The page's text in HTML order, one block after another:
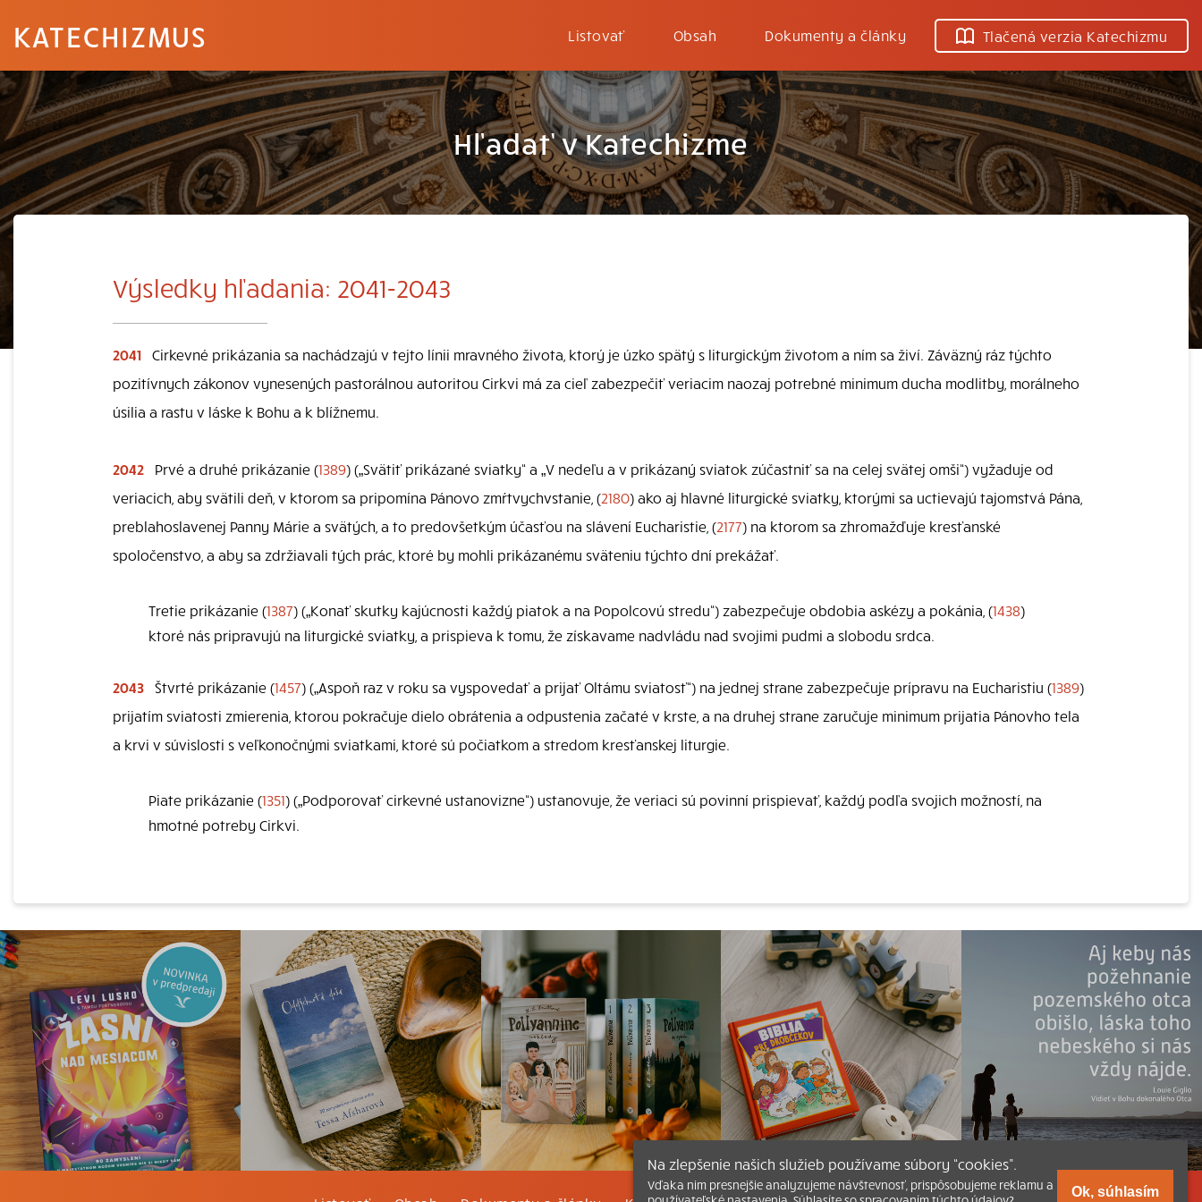
KATECHIZMUS Listovať Obsah Dokumenty a články Tlačená verzia Katechizmu
Hľadať v Katechizme
Výsledky hľadania: 2041-2043
2041 Cirkevné prikázania sa nachádzajú v tejto línii mravného života, ktorý je úzko spätý s liturgickým životom a ním sa živí. Záväzný ráz týchto
pozitívnych zákonov vynesených pastorálnou autoritou Cirkvi má za cieľ zabezpečiť veriacim naozaj potrebné minimum ducha modlitby, morálneho
úsilia a rastu v láske k Bohu a k blížnemu.
2042 Prvé a druhé prikázanie (1389) („Svätiť prikázané sviatky“ a „V nedeľu a v prikázaný sviatok zúčastniť sa na celej svätej omši“) vyžaduje od
veriacich, aby svätili deň, v ktorom sa pripomína Pánovo zmŕtvychvstanie, (2180) ako aj hlavné liturgické sviatky, ktorými sa uctievajú tajomstvá Pána,
preblahoslavenej Panny Márie a svätých, a to predovšetkým účasťou na slávení Eucharistie, (2177) na ktorom sa zhromažďuje kresťanské
spoločenstvo, a aby sa zdržiavali tých prác, ktoré by mohli prikázanému sväteniu týchto dní prekážať.
Tretie prikázanie (1387) („Konať skutky kajúcnosti každý piatok a na Popolcovú stredu“) zabezpečuje obdobia askézy a pokánia, (1438)
ktoré nás pripravujú na liturgické sviatky, a prispieva k tomu, že získavame nadvládu nad svojimi pudmi a slobodu srdca.
2043 Štvrté prikázanie (1457) („Aspoň raz v roku sa vyspovedať a prijať Oltámu sviatosť“) na jednej strane zabezpečuje prípravu na Eucharistiu (1389)
prijatím sviatosti zmierenia, ktorou pokračuje dielo obrátenia a odpustenia začaté v krste, a na druhej strane zaručuje minimum prijatia Pánovho tela
a krvi v súvislosti s veľkonočnými sviatkami, ktoré sú počiatkom a stredom kresťanskej liturgie.
Piate prikázanie (1351) („Podporovať cirkevné ustanovizne“) ustanovuje, že veriaci sú povinní prispievať, každý podľa svojich možností, na
hmotné potreby Cirkvi.
Na zlepšenie našich služieb používame súbory “cookies”.
Vďaka nim presnejšie analyzujeme návštevnosť, prispôsobujeme reklamu a
Ok, súhlasím